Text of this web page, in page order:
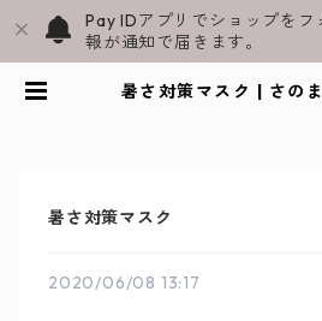
Pay IDアプリでショップを
報が通知で届きます。
暑さ対策マスク | さの
暑さ対策マスク
2020/06/08 13:17